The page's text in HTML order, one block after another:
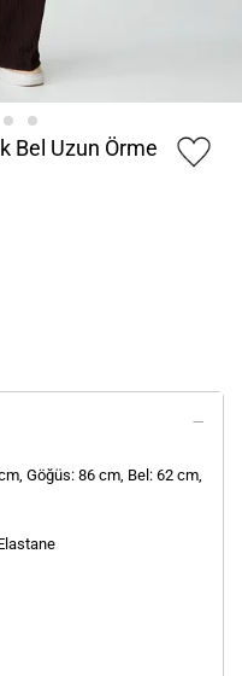
Bel Uzun Örme
Göğüs: 86 cm, Bel: 62 cm,